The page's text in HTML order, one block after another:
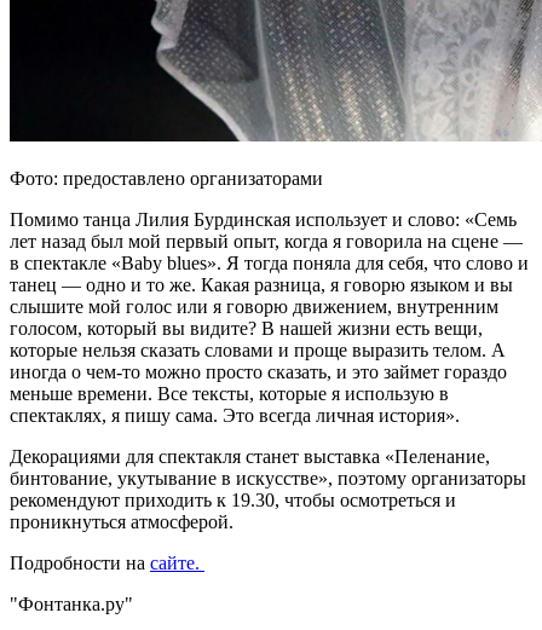
Фото: предоставлено организаторами
Помимо танца Лилия Бурдинская использует и слово: «Семь
лет назад был мой первый опыт, когда я говорила на сцене —
в спектакле «Baby blues». Я тогда поняла для себя, что слово и
танец — одно и то же. Какая разница, я говорю языком и вы
слышите мой голос или я говорю движением, внутренним
голосом, который вы видите? В нашей жизни есть вещи,
которые нельзя сказать словами и проще выразить телом. А
иногда о чем-то можно просто сказать, и это займет гораздо
меньше времени. Все тексты, которые я использую в
спектаклях, я пишу сама. Это всегда личная история».
Декорациями для спектакля станет выставка «Пеленание,
бинтование, укутывание в искусстве», поэтому организаторы
рекомендуют приходить к 19.30, чтобы осмотреться и
проникнуться атмосферой.
Подробности на сайте.
"Фонтанка.ру"